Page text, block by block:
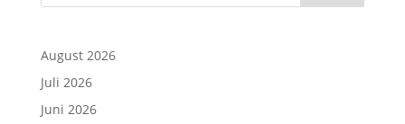
August 2026
Juli 2026
Juni 2026